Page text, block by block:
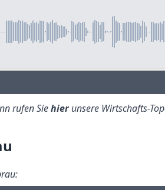
rufen Siehierunsere Wirtschafts-